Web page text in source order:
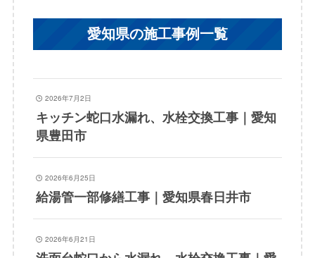
愛知県の施工事例一覧
2026年7月2日
キッチン蛇口水漏れ、水栓交換工事｜愛知
県豊田市
2026年6月25日
給湯管一部修繕工事｜愛知県春日井市
2026年6月21日